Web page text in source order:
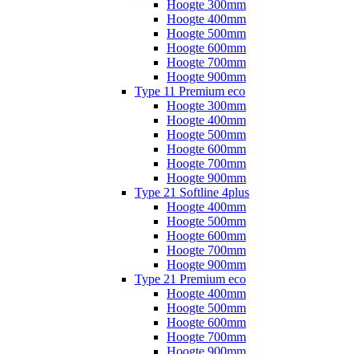
Hoogte 300mm
Hoogte 400mm
Hoogte 500mm
Hoogte 600mm
Hoogte 700mm
Hoogte 900mm
Type 11 Premium eco
Hoogte 300mm
Hoogte 400mm
Hoogte 500mm
Hoogte 600mm
Hoogte 700mm
Hoogte 900mm
Type 21 Softline 4plus
Hoogte 400mm
Hoogte 500mm
Hoogte 600mm
Hoogte 700mm
Hoogte 900mm
Type 21 Premium eco
Hoogte 400mm
Hoogte 500mm
Hoogte 600mm
Hoogte 700mm
Hoogte 900mm